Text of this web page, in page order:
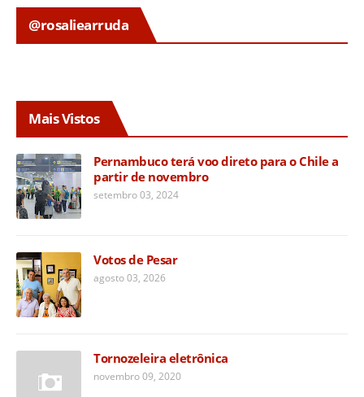
@rosaliearruda
Mais Vistos
Pernambuco terá voo direto para o Chile a
partir de novembro
setembro 03, 2024
Votos de Pesar
agosto 03, 2026
Tornozeleira eletrônica
novembro 09, 2020